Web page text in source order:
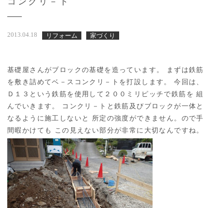
2013.04.18 リフォーム 家づくり
基礎屋さんがブロックの基礎を造っています。 まずは鉄筋
を敷き詰めてベ－スコンクリ－トを打設します。 今回は、
Ｄ１３という鉄筋を使用して２００ミリピッチで鉄筋を 組
んでいきます。 コンクリ－トと鉄筋及びブロックが一体と
なるように施工しないと 所定の強度ができません。ので手
間暇かけても この見えない部分が非常に大切なんですね。